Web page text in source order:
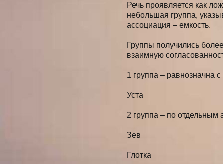
Речь проявляется как
небольшая группа,
ассоциация – емкость.
Группы получились
взаимную
1 группа – равнозначна
Уста
2 группа – по отдельным
Зев
Глотка